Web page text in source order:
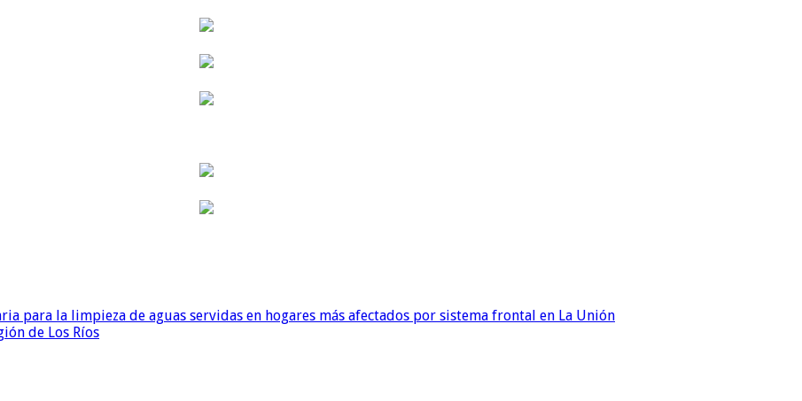
para la limpieza de aguas servidas en hogares más afectados por sistema frontal en La Unión
de Los Ríos